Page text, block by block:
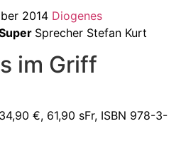
2014 Diogenes
Sprecher Stefan Kurt
im Griff
€, 61,90 sFr, ISBN 978-3-